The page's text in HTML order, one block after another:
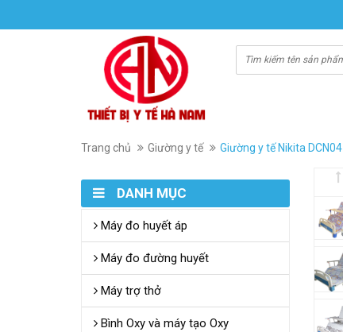
Trang chủ Giường y tế Giường y tế Nikita DCN04
DANH MỤC
Máy đo huyết áp
Máy đo đường huyết
Máy trợ thở
Bình Oxy và máy tạo Oxy